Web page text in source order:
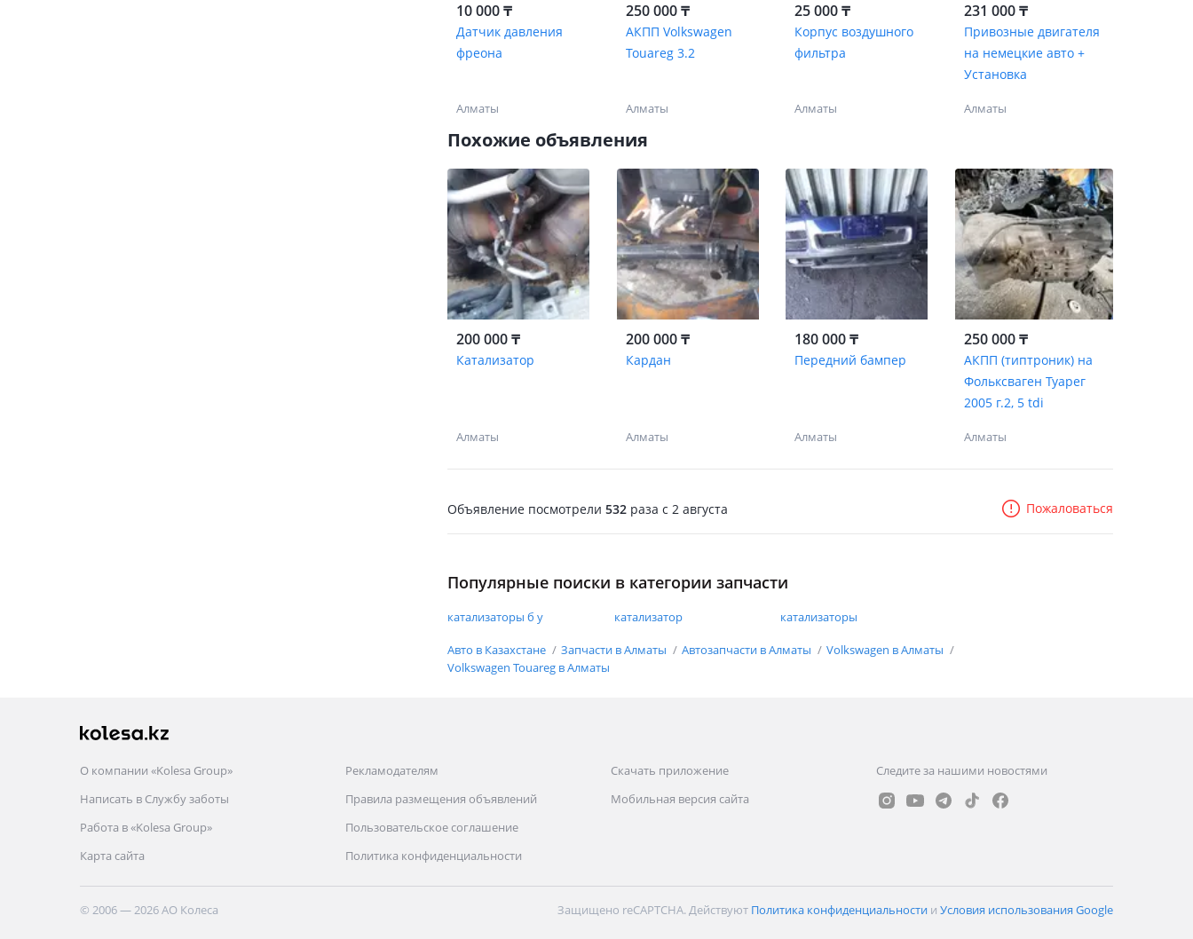
10 000 ₸
Датчик давления
фреона
Алматы
250 000 ₸
АКПП Volkswagen
Touareg 3.2
Алматы
25 000 ₸
Корпус воздушного
фильтра
Алматы
231 000 ₸
Привозные двигателя
на немецкие авто +
Установка
Алматы
Похожие объявления
200 000 ₸
Катализатор
Алматы
200 000 ₸
Кардан
Алматы
180 000 ₸
Передний бампер
Алматы
250 000 ₸
АКПП (типтроник) на
Фольксваген Туарег
2005 г.2, 5 tdi
Алматы
Объявление посмотрели 532 раза c 2 августа Пожаловаться
Популярные поиски в категории запчасти
катализаторы б у катализатор катализаторы
Авто в Казахстане Запчасти в Алматы Автозапчасти в Алматы
Volkswagen в Алматы
Volkswagen Touareg в Алматы
О компании «Kolesa Group»
Написать в Службу заботы
Работа в «Kolesa Group»
Карта сайта
Рекламодателям
Правила размещения объявлений
Пользовательское соглашение
Политика конфиденциальности
Скачать приложение
Мобильная версия сайта
Следите за нашими новостями
© 2006 — 2026 АО Колеса Защищено reCAPTCHA. Действуют Политика конфиденциальности и Условия использования Google